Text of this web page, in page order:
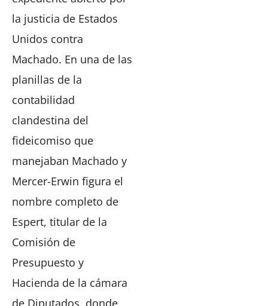
la justicia de Estados
Unidos contra
Machado. En una de las
planillas de la
contabilidad
clandestina del
fideicomiso que
manejaban Machado y
Mercer-Erwin figura el
nombre completo de
Espert, titular de la
Comisión de
Presupuesto y
Hacienda de la cámara